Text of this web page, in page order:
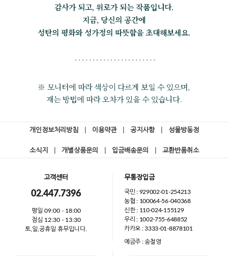
감사가 되고, 위로가 되는 작품입니다.
지금, 당신의 공간에
성탄의 평화와 성가정의 따뜻함을 초대해보세요.
※ 모니터에 따라 색상이 다르게 보일 수 있으며,
재는 방법에 따라 오차가 있을 수 있습니다.
개인정보처리방침 이용약관 공지사항 성물방동정
소식지 개별상품문의 입금배송문의 교환반품취소
고객센터
02.447.7396
평일 09:00 - 18:00
점심 12:30 - 13:30
토,일,공휴일 휴무입니다.
무통장입금
국민 : 929002-01-254213
농협 : 100064-56-040368
신한 : 110-024-155129
우리 : 1002-755-648852
카카오 : 3333-01-8878101
예금주 : 송철영